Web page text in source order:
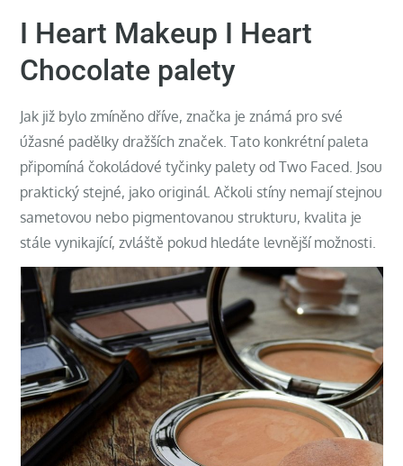
I Heart Makeup I Heart
Chocolate palety
Jak již bylo zmíněno dříve, značka je známá pro své
úžasné padělky dražších značek. Tato konkrétní paleta
připomíná čokoládové tyčinky palety od Two Faced. Jsou
praktický stejné, jako originál. Ačkoli stíny nemají stejnou
sametovou nebo pigmentovanou strukturu, kvalita je
stále vynikající, zvláště pokud hledáte levnější možnosti.